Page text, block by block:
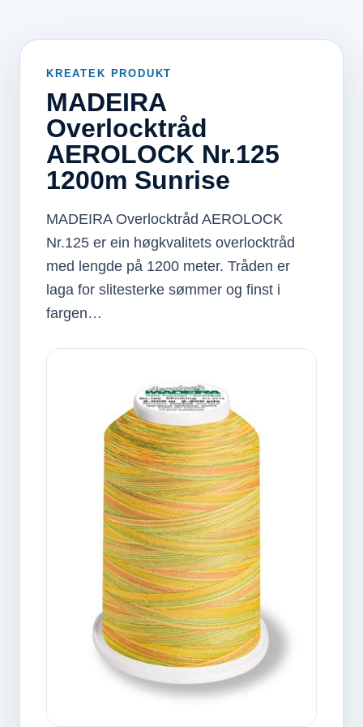
KREATEK PRODUKT
MADEIRA
Overlocktråd
AEROLOCK Nr.125
1200m Sunrise
MADEIRA Overlocktråd AEROLOCK
Nr.125 er ein høgkvalitets overlocktråd
med lengde på 1200 meter. Tråden er
laga for slitesterke sømmer og finst i
fargen…